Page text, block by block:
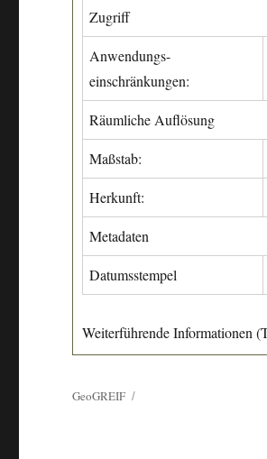
Zugriff
Anwendungs-
einschränkungen:
Räumliche Auflösung
Maßstab:
Herkunft:
Metadaten
Datumsstempel
Weiterführende Informationen
GeoGREIF